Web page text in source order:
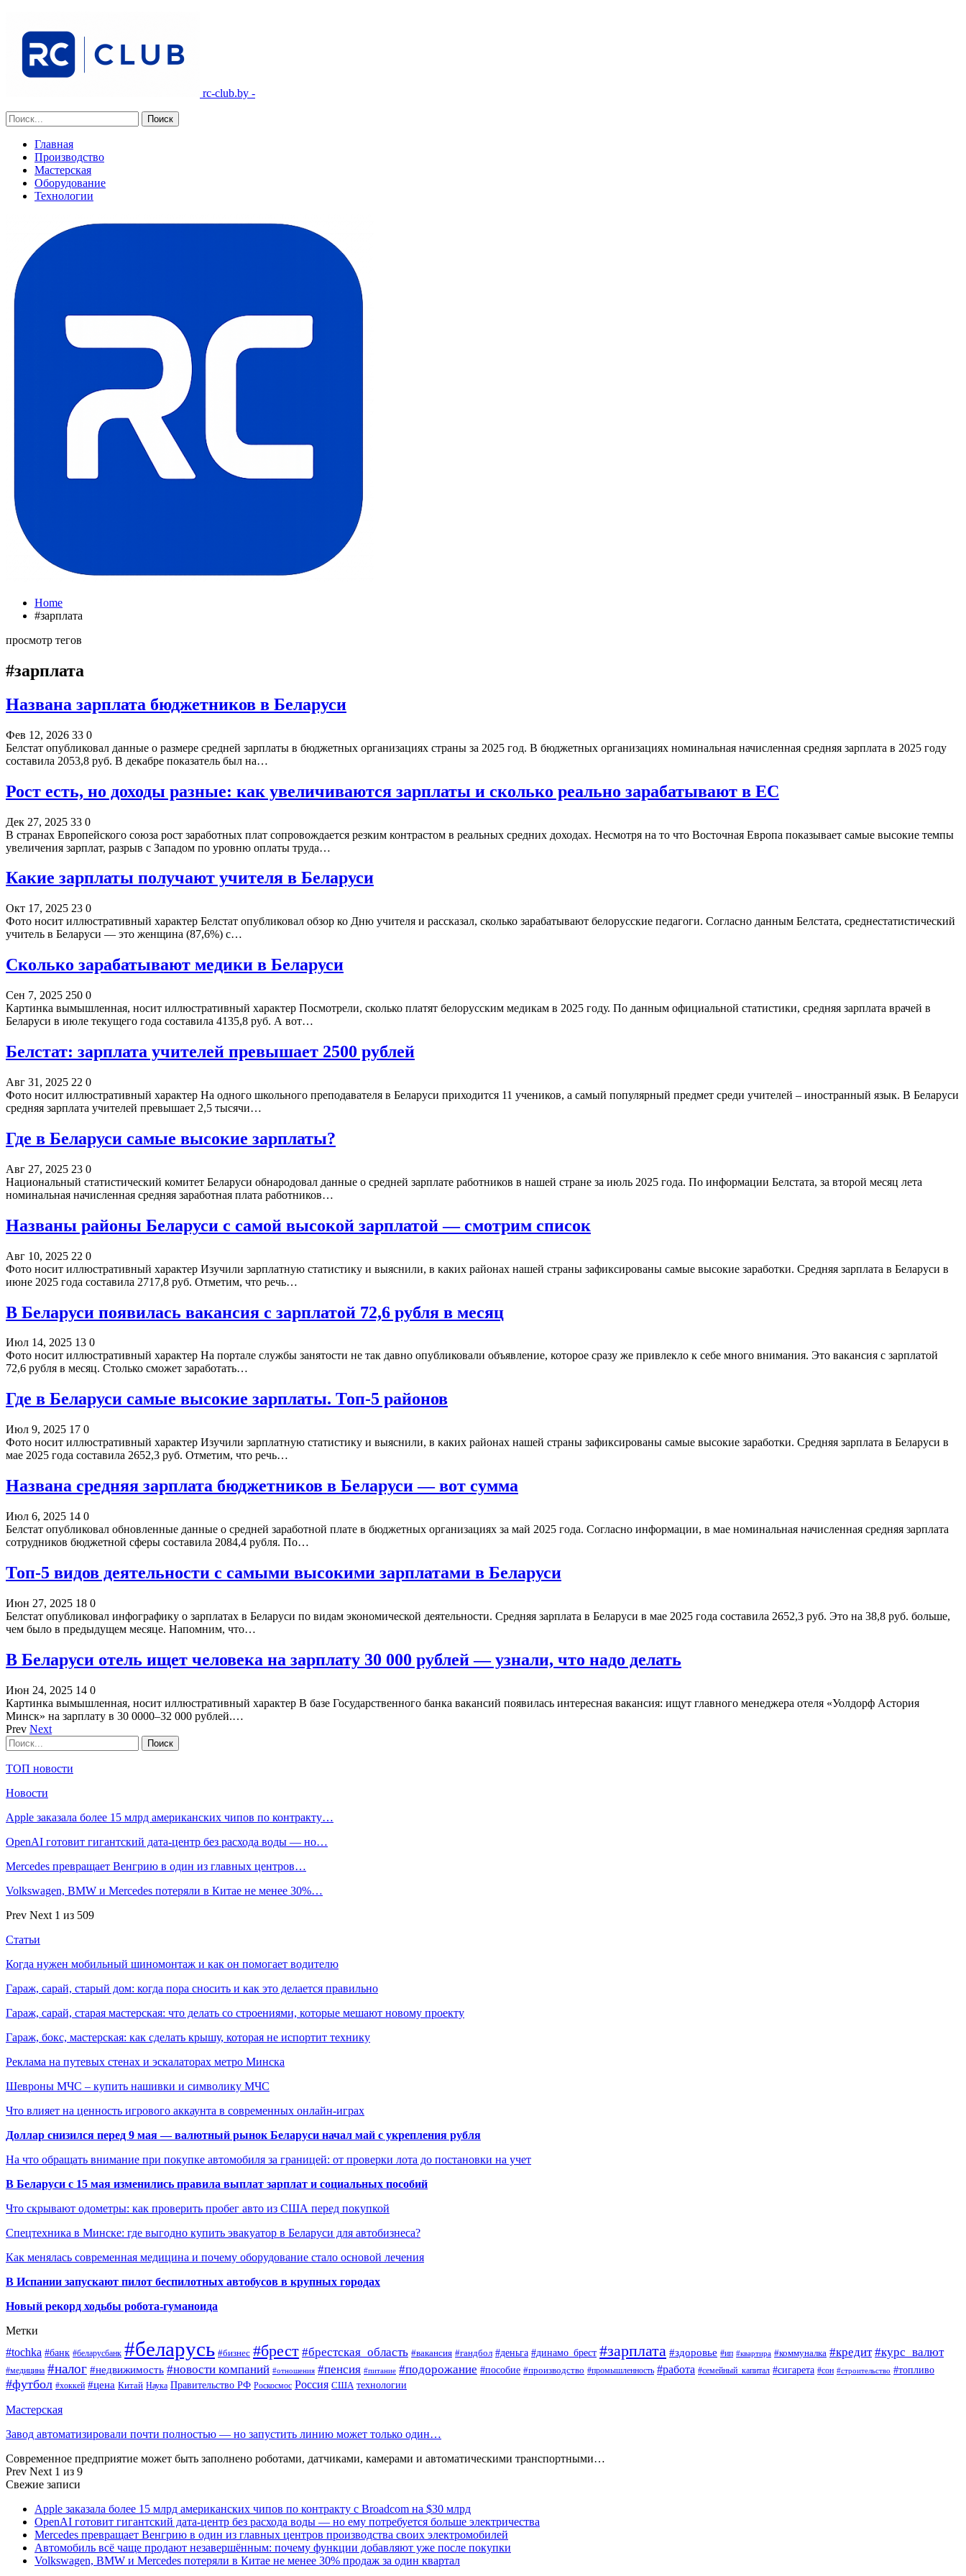
rc-club.by -
Главная
Производство
Мастерская
Оборудование
Технологии
Home
#зарплата
просмотр тегов
#зарплата
Названа зарплата бюджетников в Беларуси
Фев 12, 2026 33 0
Белстат опубликовал данные о размере средней зарплаты в бюджетных организациях страны за 2025 год. В бюджетных организациях номинальная начисленная средняя зарплата в 2025 году
составила 2053,8 руб. В декабре показатель был на…
Рост есть, но доходы разные: как увеличиваются зарплаты и сколько реально зарабатывают в ЕС
Дек 27, 2025 33 0
В странах Европейского союза рост заработных плат сопровождается резким контрастом в реальных средних доходах. Несмотря на то что Восточная Европа показывает самые высокие темпы
увеличения зарплат, разрыв с Западом по уровню оплаты труда…
Какие зарплаты получают учителя в Беларуси
Окт 17, 2025 23 0
Фото носит иллюстративный характер Белстат опубликовал обзор ко Дню учителя и рассказал, сколько зарабатывают белорусские педагоги. Согласно данным Белстата, среднестатистический
учитель в Беларуси — это женщина (87,6%) с…
Сколько зарабатывают медики в Беларуси
Сен 7, 2025 250 0
Картинка вымышленная, носит иллюстративный характер Посмотрели, сколько платят белорусским медикам в 2025 году. По данным официальной статистики, средняя зарплата врачей в
Беларуси в июле текущего года составила 4135,8 руб. А вот…
Белстат: зарплата учителей превышает 2500 рублей
Авг 31, 2025 22 0
Фото носит иллюстративный характер На одного школьного преподавателя в Беларуси приходится 11 учеников, а самый популярный предмет среди учителей – иностранный язык. В Беларуси
средняя зарплата учителей превышает 2,5 тысячи…
Где в Беларуси самые высокие зарплаты?
Авг 27, 2025 23 0
Национальный статистический комитет Беларуси обнародовал данные о средней зарплате работников в нашей стране за июль 2025 года. По информации Белстата, за второй месяц лета
номинальная начисленная средняя заработная плата работников…
Названы районы Беларуси с самой высокой зарплатой — смотрим список
Авг 10, 2025 22 0
Фото носит иллюстративный характер Изучили зарплатную статистику и выяснили, в каких районах нашей страны зафиксированы самые высокие заработки. Средняя зарплата в Беларуси в
июне 2025 года составила 2717,8 руб. Отметим, что речь…
В Беларуси появилась вакансия с зарплатой 72,6 рубля в месяц
Июл 14, 2025 13 0
Фото носит иллюстративный характер На портале службы занятости не так давно опубликовали объявление, которое сразу же привлекло к себе много внимания. Это вакансия с зарплатой
72,6 рубля в месяц. Столько сможет заработать…
Где в Беларуси самые высокие зарплаты. Топ-5 районов
Июл 9, 2025 17 0
Фото носит иллюстративный характер Изучили зарплатную статистику и выяснили, в каких районах нашей страны зафиксированы самые высокие заработки. Средняя зарплата в Беларуси в
мае 2025 года составила 2652,3 руб. Отметим, что речь…
Названа средняя зарплата бюджетников в Беларуси — вот сумма
Июл 6, 2025 14 0
Белстат опубликовал обновленные данные о средней заработной плате в бюджетных организациях за май 2025 года. Согласно информации, в мае номинальная начисленная средняя зарплата
сотрудников бюджетной сферы составила 2084,4 рубля. По…
Топ-5 видов деятельности с самыми высокими зарплатами в Беларуси
Июн 27, 2025 18 0
Белстат опубликовал инфографику о зарплатах в Беларуси по видам экономической деятельности. Средняя зарплата в Беларуси в мае 2025 года составила 2652,3 руб. Это на 38,8 руб. больше,
чем было в предыдущем месяце. Напомним, что…
В Беларуси отель ищет человека на зарплату 30 000 рублей — узнали, что надо делать
Июн 24, 2025 14 0
Картинка вымышленная, носит иллюстративный характер В базе Государственного банка вакансий появилась интересная вакансия: ищут главного менеджера отеля «Уолдорф Астория
Минск» на зарплату в 30 0000–32 000 рублей.…
Prev Next
ТОП новости
Новости
Apple заказала более 15 млрд американских чипов по контракту…
OpenAI готовит гигантский дата-центр без расхода воды — но…
Mercedes превращает Венгрию в один из главных центров…
Volkswagen, BMW и Mercedes потеряли в Китае не менее 30%…
Prev Next 1 из 509
Статьи
Когда нужен мобильный шиномонтаж и как он помогает водителю
Гараж, сарай, старый дом: когда пора сносить и как это делается правильно
Гараж, сарай, старая мастерская: что делать со строениями, которые мешают новому проекту
Гараж, бокс, мастерская: как сделать крышу, которая не испортит технику
Реклама на путевых стенах и эскалаторах метро Минска
Шевроны МЧС – купить нашивки и символику МЧС
Что влияет на ценность игрового аккаунта в современных онлайн-играх
Доллар снизился перед 9 мая — валютный рынок Беларуси начал май с укрепления рубля
На что обращать внимание при покупке автомобиля за границей: от проверки лота до постановки на учет
В Беларуси с 15 мая изменились правила выплат зарплат и социальных пособий
Что скрывают одометры: как проверить пробег авто из США перед покупкой
Спецтехника в Минске: где выгодно купить эвакуатор в Беларуси для автобизнеса?
Как менялась современная медицина и почему оборудование стало основой лечения
В Испании запускают пилот беспилотных автобусов в крупных городах
Новый рекорд ходьбы робота-гуманоида
Метки
#tochka #банк #беларусбанк #беларусь #бизнес #брест #брестская_область #вакансия #гандбол #деньга #динамо_брест #зарплата #здоровье #ип #квартира #коммуналка #кредит #курс_валют
#медицина #налог #недвижимость #новости компаний #отношения #пенсия #питание #подорожание #пособие #производство #промышленность #работа #семейный_капитал #сигарета #сон #строительство #топливо
#футбол #хоккей #цена Китай Наука Правительство РФ Роскосмос Россия США технологии
Мастерская
Завод автоматизировали почти полностью — но запустить линию может только один…
Современное предприятие может быть заполнено роботами, датчиками, камерами и автоматическими транспортными…
Prev Next 1 из 9
Свежие записи
Apple заказала более 15 млрд американских чипов по контракту с Broadcom на $30 млрд
OpenAI готовит гигантский дата-центр без расхода воды — но ему потребуется больше электричества
Mercedes превращает Венгрию в один из главных центров производства своих электромобилей
Автомобиль всё чаще продают незавершённым: почему функции добавляют уже после покупки
Volkswagen, BMW и Mercedes потеряли в Китае не менее 30% продаж за один квартал